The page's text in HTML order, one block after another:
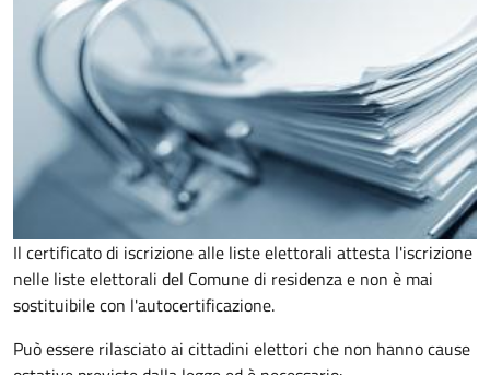
Il certificato di iscrizione alle liste elettorali attesta l'iscrizione
nelle liste elettorali del Comune di residenza e non è mai
sostituibile con l'autocertificazione.
Può essere rilasciato ai cittadini elettori che non hanno cause